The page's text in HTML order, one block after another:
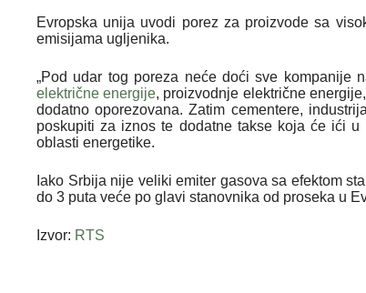
Evropska unija uvodi porez za proizvode sa
emisijama ugljenika.
„Pod udar tog poreza neće doći sve kompanije
električne energije, proizvodnje električne
dodatno oporezovana. Zatim cementere,
poskupiti za iznos te dodatne takse koja će ići
oblasti energetike.
Iako Srbija nije veliki emiter gasova sa efektom
do 3 puta veće po glavi stanovnika od proseka u
Izvor: RTS